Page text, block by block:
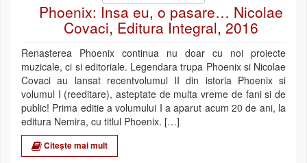
Phoenix: Insa eu, o pasare… Nicolae
Covaci, Editura Integral, 2016
Renasterea Phoenix continua nu doar cu noi proiecte
muzicale, ci si editoriale. Legendara trupa Phoenix si Nicolae
Covaci au lansat recentvolumul II din istoria Phoenix si
volumul I (reeditare), asteptate de multa vreme de fani si de
public! Prima editie a volumului I a aparut acum 20 de ani, la
editura Nemira, cu titlul Phoenix. […]
Citește mai mult